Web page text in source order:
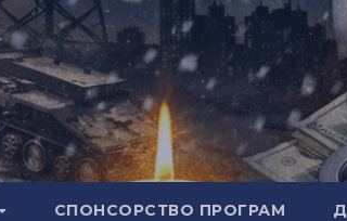
СПОНСОРСТВО ПРОГРАМ